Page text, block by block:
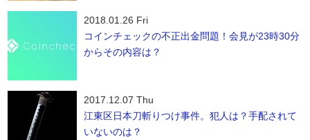
2018.01.26 Fri
コインチェックの不正出金問題！会見が23時30分
からその内容は？
2017.12.07 Thu
江東区日本刀斬りつけ事件。犯人は？手配されて
いないのは？